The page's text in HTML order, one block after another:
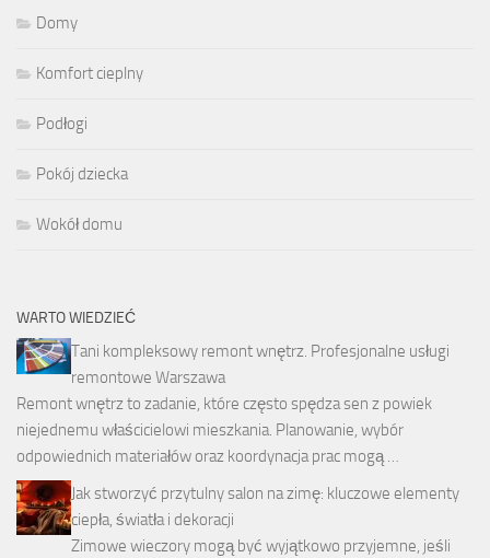
Domy
Komfort cieplny
Podłogi
Pokój dziecka
Wokół domu
WARTO WIEDZIEĆ
Tani kompleksowy remont wnętrz. Profesjonalne usługi
remontowe Warszawa
Remont wnętrz to zadanie, które często spędza sen z powiek
niejednemu właścicielowi mieszkania. Planowanie, wybór
odpowiednich materiałów oraz koordynacja prac mogą …
Jak stworzyć przytulny salon na zimę: kluczowe elementy
ciepła, światła i dekoracji
Zimowe wieczory mogą być wyjątkowo przyjemne, jeśli